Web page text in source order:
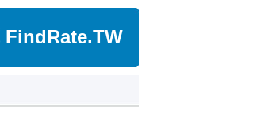
FindRate.TW